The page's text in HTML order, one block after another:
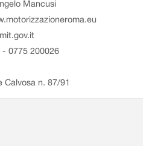
Mancusi
0775 200026
Calvosa n. 87/91